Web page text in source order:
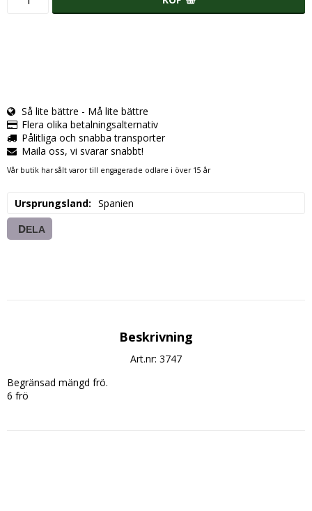
Så lite bättre - Må lite bättre
Flera olika betalningsalternativ
Pålitliga och snabba transporter
Maila oss, vi svarar snabbt!
Vår butik har sålt varor till engagerade odlare i över 15 år
Ursprungsland Spanien
DELA
Beskrivning
Art.nr: 3747
Begränsad mängd frö.